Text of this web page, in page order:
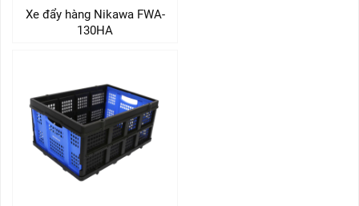
Xe đẩy hàng Nikawa FWA-
130HA